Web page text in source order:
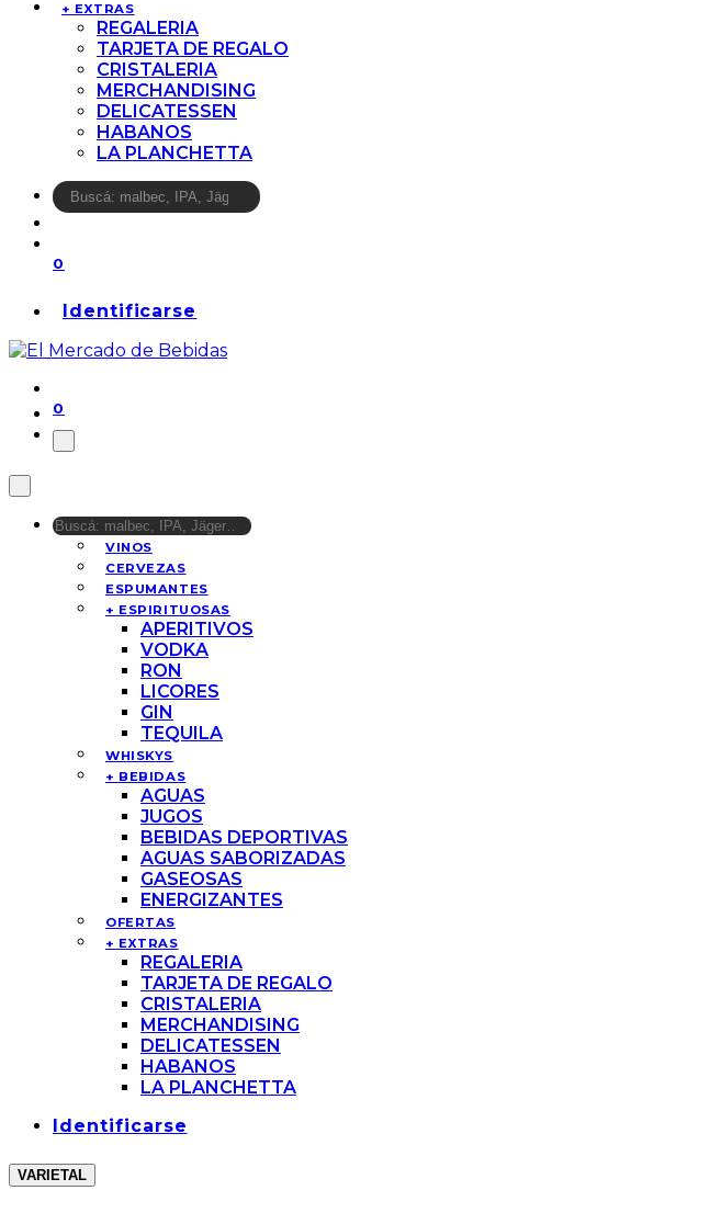
+ EXTRAS
REGALERIA
TARJETA DE REGALO
CRISTALERIA
MERCHANDISING
DELICATESSEN
HABANOS
LA PLANCHETTA
0
Identificarse
0
VINOS
CERVEZAS
ESPUMANTES
+ ESPIRITUOSAS
APERITIVOS
VODKA
RON
LICORES
GIN
TEQUILA
WHISKYS
+ BEBIDAS
AGUAS
JUGOS
BEBIDAS DEPORTIVAS
AGUAS SABORIZADAS
GASEOSAS
ENERGIZANTES
OFERTAS
+ EXTRAS
REGALERIA
TARJETA DE REGALO
CRISTALERIA
MERCHANDISING
DELICATESSEN
HABANOS
LA PLANCHETTA
Identificarse
VARIETAL